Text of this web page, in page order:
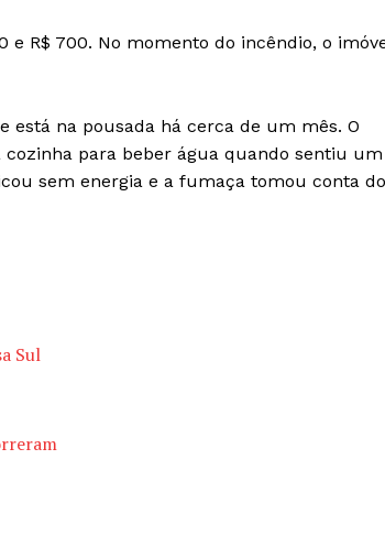
e R$ 700. No momento do incêndio, o
está na pousada há cerca de um mês. O
para beber água quando sentiu um
sem energia e a fumaça tomou conta
Sul